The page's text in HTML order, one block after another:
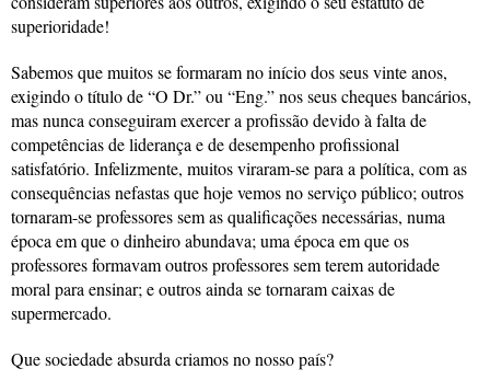
superioridade!
Sabemos que muitos se formaram no início dos seus vinte anos,
exigindo o título de “O Dr.” ou “Eng.” nos seus cheques bancários,
mas nunca conseguiram exercer a profissão devido à falta de
competências de liderança e de desempenho profissional
satisfatório. Infelizmente, muitos viraram-se para a política, com as
consequências nefastas que hoje vemos no serviço público; outros
tornaram-se professores sem as qualificações necessárias, numa
época em que o dinheiro abundava; uma época em que os
professores formavam outros professores sem terem autoridade
moral para ensinar; e outros ainda se tornaram caixas de
supermercado.
Que sociedade absurda criamos no nosso país?